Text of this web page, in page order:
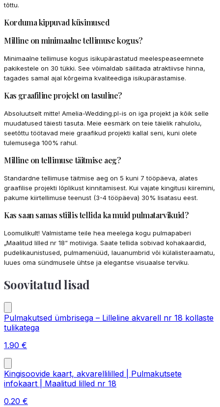
tõttu.
Korduma kippuvad küsimused
Milline on minimaalne tellimuse kogus?
Minimaalne tellimuse kogus isikupärastatud meelespeaseemnete
pakikestele on 30 tükki. See võimaldab säilitada atraktiivse hinna,
tagades samal ajal kõrgeima kvaliteediga isikupärastamise.
Kas graafiline projekt on tasuline?
Absoluutselt mitte! Amelia-Wedding.pl-is on iga projekt ja kõik selle
muudatused täiesti tasuta. Meie eesmärk on teie täielik rahulolu,
seetõttu töötavad meie graafikud projekti kallal seni, kuni olete
tulemusega 100% rahul.
Milline on tellimuse täitmise aeg?
Standardne tellimuse täitmise aeg on 5 kuni 7 tööpäeva, alates
graafilise projekti lõplikust kinnitamisest. Kui vajate kingitusi kiiremini,
pakume kiirtellimuse teenust (3-4 tööpäeva) 30% lisatasu eest.
Kas saan samas stiilis tellida ka muid pulmatarvikuid?
Loomulikult! Valmistame teile hea meelega kogu pulmapaberi
„Maalitud lilled nr 18“ motiiviga. Saate tellida sobivad kohakaardid,
pudelikaunistused, pulmamenüüd, lauanumbrid või külalisteraamatu,
luues oma sündmusele ühtse ja elegantse visuaalse terviku.
Soovitatud lisad
Pulmakutsed ümbrisega – Lilleline akvarell nr 18 kollaste
tulikatega
1.90 €
Kingisoovide kaart, akvarellililled | Pulmakutsete
infokaart | Maalitud lilled nr 18
0.20 €